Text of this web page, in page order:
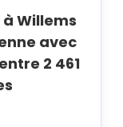
à Willems
avec
2 461